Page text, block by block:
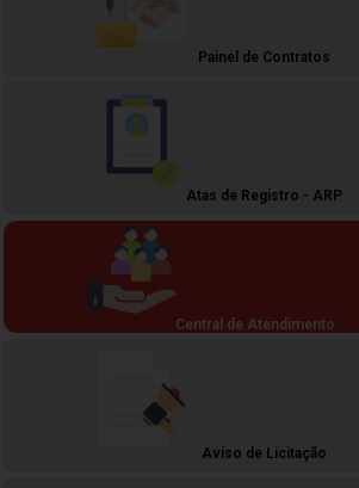
Painel de Contratos
Atas de Registro - ARP
Central de Atendimento
Aviso de Licitação